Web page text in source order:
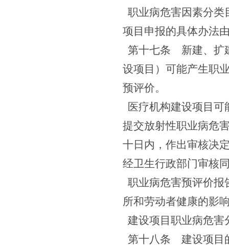
职业病危害因素分类
项目申报的具体办法
第十七条 新建、扩
设项目）可能产生职
预评价。
医疗机构建设项目
提交放射性职业病危
十日内，作出审核决
经卫生行政部门审核
职业病危害预评价报
所和劳动者健康的影
建设项目职业病危害
第十八条 建设项目